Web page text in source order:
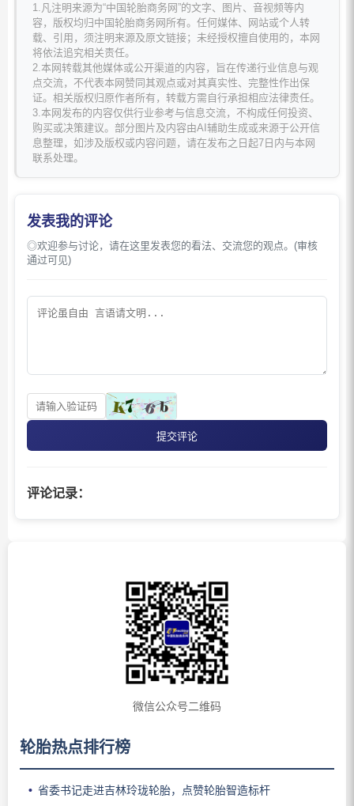
1.凡注明来源为“中国轮胎商务网”的文字、图片、音视频等内
容，版权均归中国轮胎商务网所有。任何媒体、网站或个人转
载、引用，须注明来源及原文链接；未经授权擅自使用的，本网
将依法追究相关责任。
2.本网转载其他媒体或公开渠道的内容，旨在传递行业信息与观
点交流，不代表本网赞同其观点或对其真实性、完整性作出保
证。相关版权归原作者所有，转载方需自行承担相应法律责任。
3.本网发布的内容仅供行业参考与信息交流，不构成任何投资、
购买或决策建议。部分图片及内容由AI辅助生成或来源于公开信
息整理，如涉及版权或内容问题，请在发布之日起7日内与本网
联系处理。
发表我的评论
◎欢迎参与讨论，请在这里发表您的看法、交流您的观点。(审核
通过可见)
提交评论
评论记录：
微信公众号二维码
轮胎热点排行榜
省委书记走进吉林玲珑轮胎，点赞轮胎智造标杆